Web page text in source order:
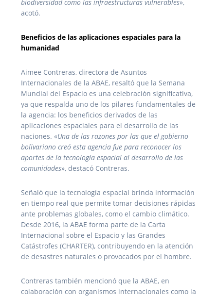
biodiversidad como las infraestructuras vulnerables»,
acotó.
Beneficios de las aplicaciones espaciales para la
humanidad
Aimee Contreras, directora de Asuntos
Internacionales de la ABAE, resaltó que la Semana
Mundial del Espacio es una celebración significativa,
ya que respalda uno de los pilares fundamentales de
la agencia: los beneficios derivados de las
aplicaciones espaciales para el desarrollo de las
naciones. «Una de las razones por las que el gobierno
bolivariano creó esta agencia fue para reconocer los
aportes de la tecnología espacial al desarrollo de las
comunidades», destacó Contreras.
Señaló que la tecnología espacial brinda información
en tiempo real que permite tomar decisiones rápidas
ante problemas globales, como el cambio climático.
Desde 2016, la ABAE forma parte de la Carta
Internacional sobre el Espacio y las Grandes
Catástrofes (CHARTER), contribuyendo en la atención
de desastres naturales o provocados por el hombre.
Contreras también mencionó que la ABAE, en
colaboración con organismos internacionales como la